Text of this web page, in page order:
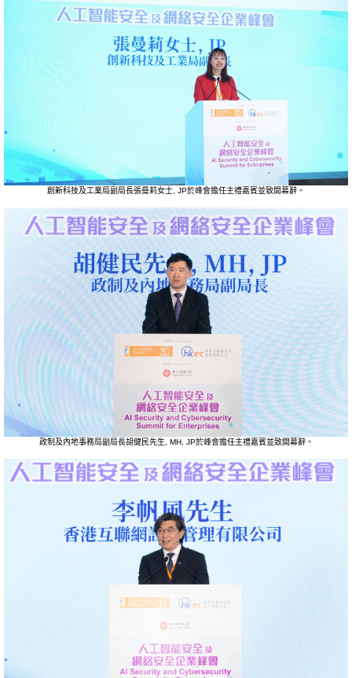
創新科技及工業局副局長張曼莉女士, JP於峰會擔任主禮嘉賓並致開幕辭。
政制及內地事務局副局長胡健民先生, MH, JP於峰會擔任主禮嘉賓並致開幕辭。